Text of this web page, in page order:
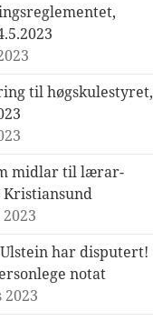
til høgskulestyret,
midlar til lærar-
Ulstein har disputert!
notat
2023